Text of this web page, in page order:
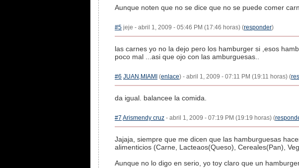
Aunque noten que no se dice que no se puede comer
#5 jeje - abril 1, 2009 - 05:46 PM (17:46 horas) (responder)
las carnes yo no la dejo pero los hamburger si ,esos
poco mal ...asi que ojo con las amburguesas..
#6 JUAN,MIAMI (enlace) - abril 1, 2009 - 07:11 PM (19:11 horas) (
da igual. balancee la comida.
#7 Arismendy cruz - abril 1, 2009 - 07:19 PM (19:19 horas) (
Jajaja, siempre que me dicen que las hamburguesas
alimenticios (Carne, Lacteaos(Queso), Cereales(Pan),
Aunque no lo digo en serio, yo toy claro que un